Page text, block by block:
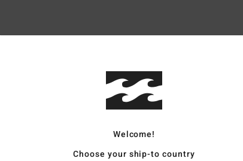
Welcome!
Choose your ship-to country